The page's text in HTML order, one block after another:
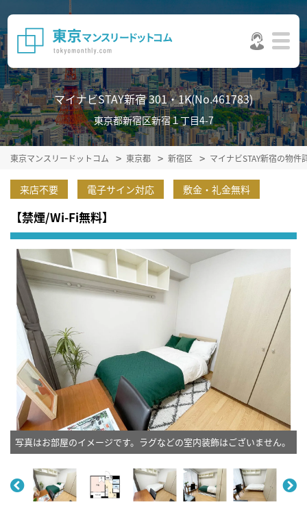
マイナビSTAY新宿 301・1K(No.461783)
東京都新宿区新宿１丁目4-7
東京マンスリードットコム 東京都 新宿区 マイナビSTAY新宿の物件
来店不要 電子サイン対応 敷金・礼金無料
【禁煙/Wi-Fi無料】
写真はお部屋のイメージです。ラグなどの室内装飾はございません。